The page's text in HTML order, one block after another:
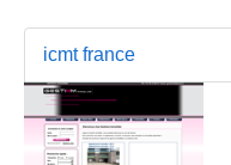
icmt france